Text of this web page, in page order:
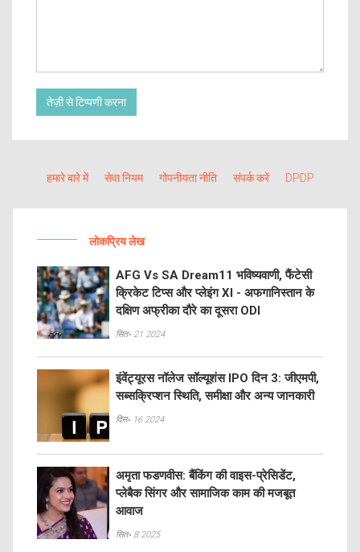
तेज़ी से टिप्पणी करना
हमारे बारे में सेवा नियम गोपनीयता नीति संपर्क करें DPDP
लोकप्रिय लेख
AFG Vs SA Dream11 भविष्यवाणी, फैंटेसी
क्रिकेट टिप्स और प्लेइंग XI - अफगानिस्तान के
दक्षिण अफ्रीका दौरे का दूसरा ODI
सित॰ 21 2024
इंवेंट्यूरस नॉलेज सॉल्यूशंस IPO दिन 3: जीएमपी,
सब्सक्रिप्शन स्थिति, समीक्षा और अन्य जानकारी
दिस॰ 16 2024
अमृता फडणवीस: बैंकिंग की वाइस-प्रेसिडेंट,
प्लेबैक सिंगर और सामाजिक काम की मजबूत
आवाज
सित॰ 8 2025